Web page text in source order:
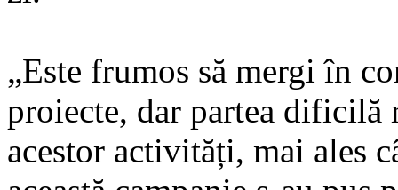
„Este frumos să mergi în
proiecte, dar partea
acestor activități, mai ales